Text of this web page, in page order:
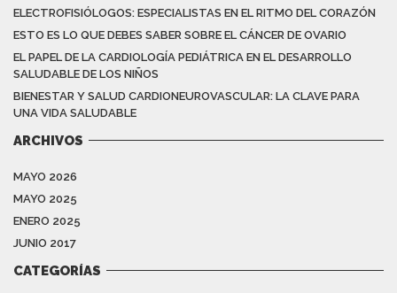
ELECTROFISIÓLOGOS: ESPECIALISTAS EN EL RITMO DEL CORAZÓN
ESTO ES LO QUE DEBES SABER SOBRE EL CÁNCER DE OVARIO
EL PAPEL DE LA CARDIOLOGÍA PEDIÁTRICA EN EL DESARROLLO
SALUDABLE DE LOS NIÑOS
BIENESTAR Y SALUD CARDIONEUROVASCULAR: LA CLAVE PARA
UNA VIDA SALUDABLE
ARCHIVOS
MAYO 2026
MAYO 2025
ENERO 2025
JUNIO 2017
CATEGORÍAS